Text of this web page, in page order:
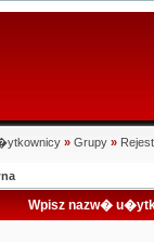
» Grupy »
Wpisz nazw�